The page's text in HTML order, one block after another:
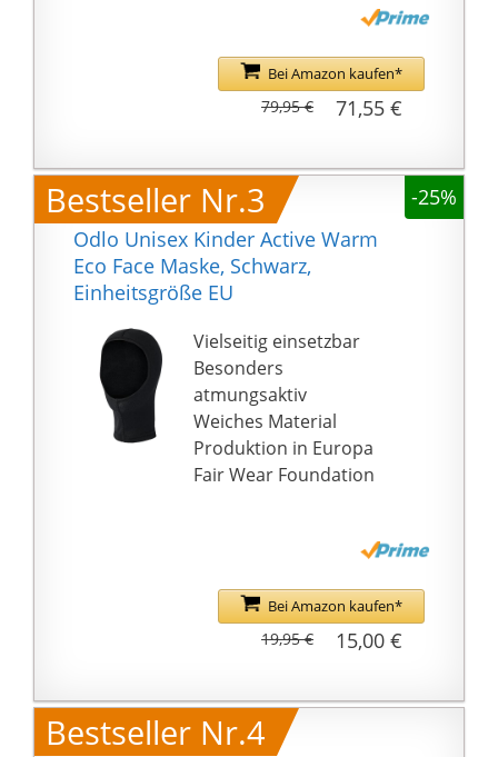
eigene Kopfform
anpassen
Einhändiges Öffnen des
anatomisch geformten
Komfortverschluss
uvex monomatic
Klug konzipierte
Lüftungskanäle führen
frische Luft nach innen
und warme Luft nach
außen
Bei Amazon kaufen*
71,55 €
79,95 €
Bestseller Nr.3
-25%
Odlo Unisex Kinder Active Warm
Eco Face Maske, Schwarz,
Einheitsgröße EU
Vielseitig einsetzbar
Besonders
atmungsaktiv
Weiches Material
Produktion in Europa
Fair Wear Foundation
Bei Amazon kaufen*
15,00 €
19,95 €
Bestseller Nr.4